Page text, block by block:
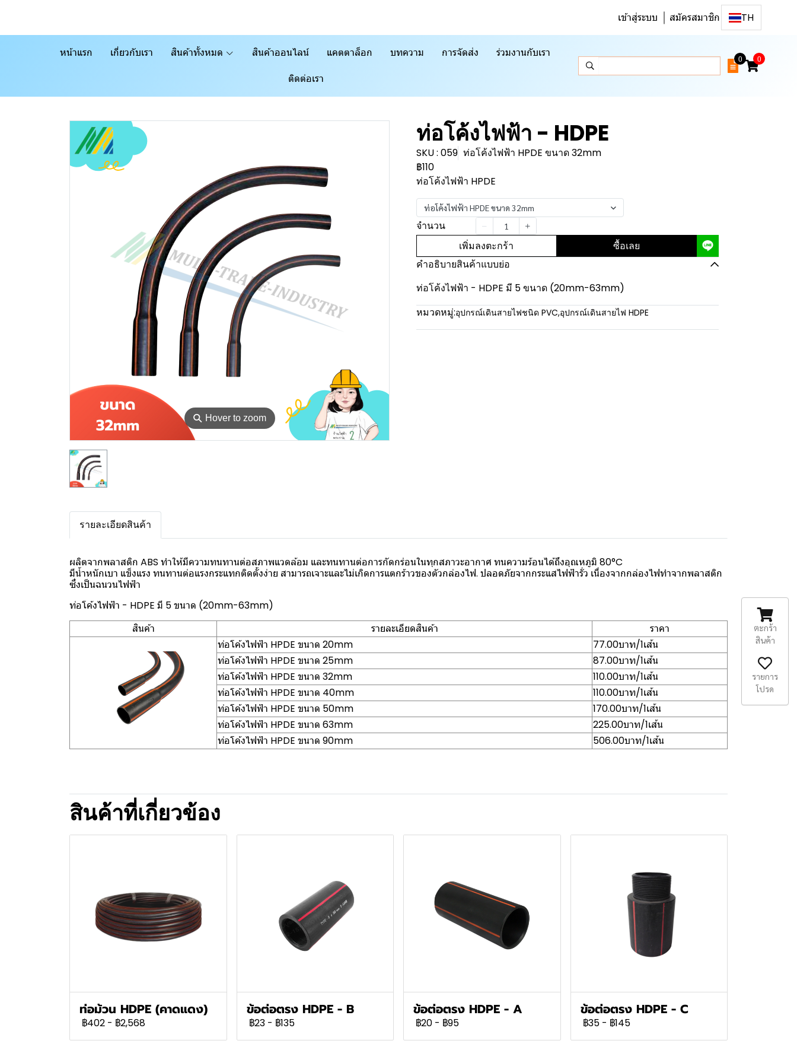
เข้าสู่ระบบ สมัครสมาชิก TH
หน้าแรก เกี่ยวกับเรา สินค้าทั้งหมด สินค้าออนไลน์ แคตตาล็อก บทความ การจัดส่ง ร่วมงานกับเรา
ติดต่อเรา
0 0
⚲ Hover to zoom
ท่อโค้งไฟฟ้า - HDPE
SKU : 059 ท่อโค้งไฟฟ้า HPDE ขนาด 32mm
฿110
ท่อโค้งไฟฟ้า HPDE
ท่อโค้งไฟฟ้า HPDE ขนาด 32mm
จำนวน
เพิ่มลงตะกร้า ซื้อเลย
คำอธิบายสินค้าแบบย่อ
ท่อโค้งไฟฟ้า - HDPE มี 5 ขนาด (20mm-63mm)
หมวดหมู่:อุปกรณ์เดินสายไฟชนิด PVC,อุปกรณ์เดินสายไฟ HDPE
รายละเอียดสินค้า
ผลิตจากพลาสติก ABS ทำให้มีความทนทานต่อสภาพแวดล้อม และทนทานต่อการกัดกร่อนในทุกสภาวะอากาศ ทนความร้อนได้ถึงอุณหภูมิ 80°C
มีน้ำหนักเบา แข็งแรง ทนทานต่อแรงกระแทกติดตั้งง่าย สามารถเจาะและไม่เกิดการแตกร้าวของตัวกล่องไฟ. ปลอดภัยจากกระแสไฟฟ้ารั่ว เนื่องจากกล่องไฟทำจากพลาสติก
ซึ่งเป็นฉนวนไฟฟ้า
ท่อโค้งไฟฟ้า - HDPE มี 5 ขนาด (20mm-63mm)
สินค้า
รายละเอียดสินค้า
ราคา
ท่อโค้งไฟฟ้า HPDE ขนาด 20mm
77.00บาท/1เส้น
ท่อโค้งไฟฟ้า HPDE ขนาด 25mm
87.00บาท/1เส้น
ท่อโค้งไฟฟ้า HPDE ขนาด 32mm
110.00บาท/1เส้น
ท่อโค้งไฟฟ้า HPDE ขนาด 40mm
110.00บาท/1เส้น
ท่อโค้งไฟฟ้า HPDE ขนาด 50mm
170.00บาท/1เส้น
ท่อโค้งไฟฟ้า HPDE ขนาด 63mm
225.00บาท/1เส้น
ท่อโค้งไฟฟ้า HPDE ขนาด 90mm
506.00บาท/1เส้น
สินค้าที่เกี่ยวข้อง
ท่อม้วน HDPE (คาดแดง)
฿402 - ฿2,568
ข้อต่อตรง HDPE - B
฿23 - ฿135
ข้อต่อตรง HDPE - A
฿20 - ฿95
ข้อต่อตรง HDPE - C
฿35 - ฿145
ตะกร้า
สินค้า
รายการ
โปรด